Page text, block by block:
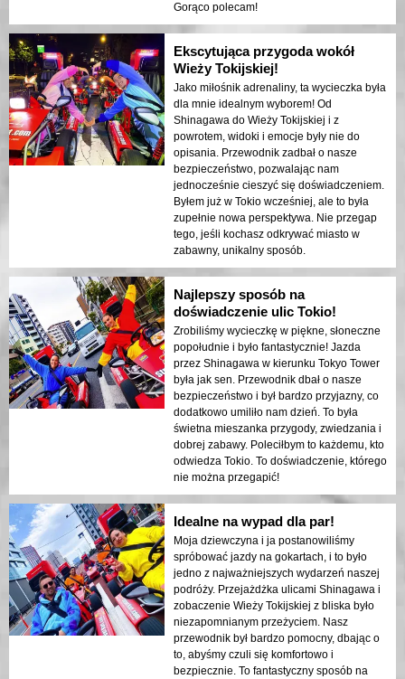
Gorąco polecam!
Ekscytująca przygoda wokół
Wieży Tokijskiej!
Jako miłośnik adrenaliny, ta wycieczka była
dla mnie idealnym wyborem! Od
Shinagawa do Wieży Tokijskiej i z
powrotem, widoki i emocje były nie do
opisania. Przewodnik zadbał o nasze
bezpieczeństwo, pozwalając nam
jednocześnie cieszyć się doświadczeniem.
Byłem już w Tokio wcześniej, ale to była
zupełnie nowa perspektywa. Nie przegap
tego, jeśli kochasz odkrywać miasto w
zabawny, unikalny sposób.
Najlepszy sposób na
doświadczenie ulic Tokio!
Zrobiliśmy wycieczkę w piękne, słoneczne
popołudnie i było fantastycznie! Jazda
przez Shinagawa w kierunku Tokyo Tower
była jak sen. Przewodnik dbał o nasze
bezpieczeństwo i był bardzo przyjazny, co
dodatkowo umiliło nam dzień. To była
świetna mieszanka przygody, zwiedzania i
dobrej zabawy. Poleciłbym to każdemu, kto
odwiedza Tokio. To doświadczenie, którego
nie można przegapić!
Idealne na wypad dla par!
Moja dziewczyna i ja postanowiliśmy
spróbować jazdy na gokartach, i to było
jedno z najważniejszych wydarzeń naszej
podróży. Przejażdżka ulicami Shinagawa i
zobaczenie Wieży Tokijskiej z bliska było
niezapomnianym przeżyciem. Nasz
przewodnik był bardzo pomocny, dbając o
to, abyśmy czuli się komfortowo i
bezpiecznie. To fantastyczny sposób na